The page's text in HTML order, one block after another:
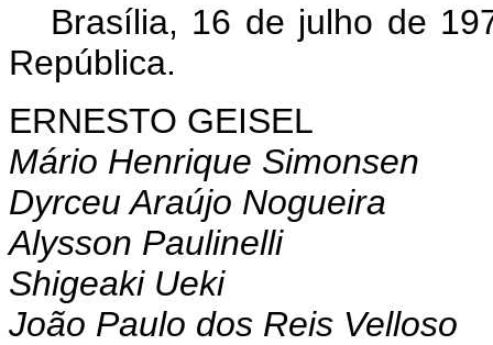
Brasília, 16 de julho de
República.
ERNESTO GEISEL
Mário Henrique Simonsen
Dyrceu Araújo Nogueira
Alysson Paulinelli
Shigeaki Ueki
João Paulo dos Reis Velloso